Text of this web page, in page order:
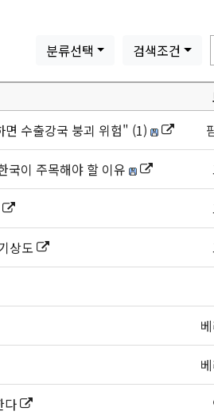
분류선택 검색조건
수출강국 붕괴 위험" (1)
국이 주목해야 할 이유
상도
다